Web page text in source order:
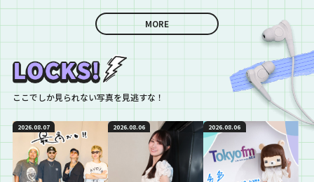
MORE
ここでしか見られない写真を見逃すな！
2026.08.07 2026.08.06 2026.08.06